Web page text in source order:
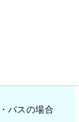
バスの場合